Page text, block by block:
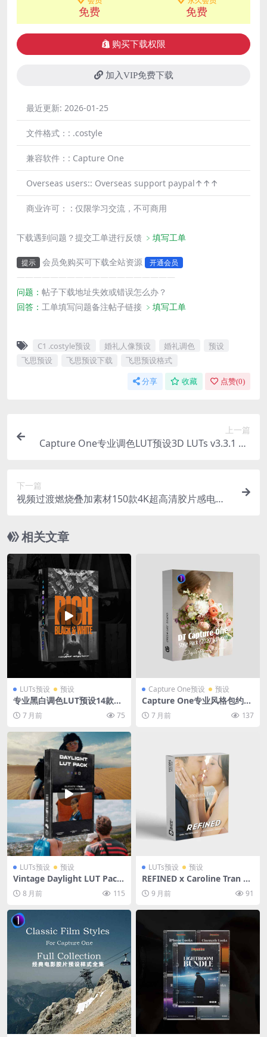
免费 免费
购买下载权限
加入VIP免费下载
最近更新: 2026-01-25
文件格式：: .costyle
兼容软件：: Capture One
Overseas users:: Overseas support paypal↑↑↑
商业许可： : 仅限学习交流，不可商用
下载遇到问题？提交工单进行反馈 ﹥填写工单
提示 会员免购买可下载全站资源 开通会员
———————————————————
问题： 帖子下载地址失效或错误怎么办？
回答： 工单填写问题备注帖子链接 ﹥填写工单
C1 .costyle预设 婚礼人像预设 婚礼调色
预设
飞思预设
飞思预设下载 飞思预设格式
分享 收藏 点赞(0)
上一篇
Capture One专业调色LUT预设3D LUTs v3.3.1 WI
下一篇
视频过渡燃烧叠加素材150款4K超高清胶片感电影
s & Burns Overlays
相关文章
LUTs预设 预设
专业黑白调色LUT预设14款Ri
ch Black and White风格 全
软件兼容LR/PR/达芬奇视频照
片 GradeFruit – Rich Black
and White LUTs & LR Prese
ts
7 月前 75
Capture One预设 预设
Capture One专业风格包约15
0款调色预设 人像肤色修饰电
影感调色风景摄影后期C1滤镜
7 月前 137
LUTs预设 预设
Vintage Daylight LUT Pack
电影调色预设 日光胶片模拟滤
镜 31个复古氛围旅拍人像风格
Rec709转换 Cinematic Film
Effects for DaVinci Resolve
Premiere Pro
8 月前 115
LUTs预设 预设
REFINED x Caroline Tran 胶
片级调色LUT预设套装色彩层
级婚礼LUTs预设
9 月前 91